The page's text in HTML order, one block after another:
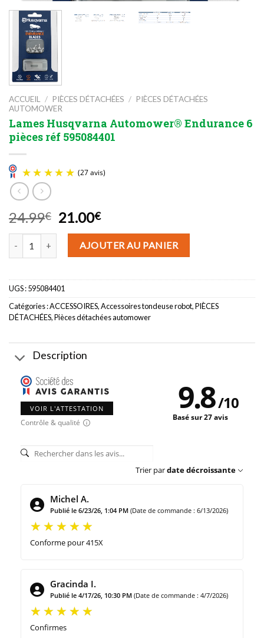
ACCUEIL / PIÈCES DÉTACHÉES / PIÈCES DÉTACHÉES
AUTOMOWER
Lames Husqvarna Automower® Endurance 6
pièces réf 595084401
(27 avis)
24.99€ Le
prix
initial
était :
21.00€Le
prix
actuel
est :
AJOUTER AU PANIER
UGS :595084401
Catégories :ACCESSOIRES,Accessoires tondeuse robot,PIÈCES
DÉTACHÉES,Pièces détachées automower
Description
VOIR L'ATTESTATION
Contrôle & qualité
9.8/10
Basé sur 27 avis
Trier pardate décroissante
Michel A.
Publié le 6/23/26, 1:04 PM (Date de commande : 6/13/2026)
Conforme pour 415X
Gracinda I.
Publié le 4/17/26, 10:30 PM (Date de commande : 4/7/2026)
Confirmes